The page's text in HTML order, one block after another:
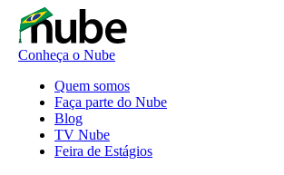
Conheça o Nube
Quem somos
Faça parte do Nube
Blog
TV Nube
Feira de Estágios